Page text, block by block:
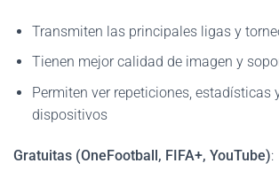
Transmiten las principales ligas y
Tienen mejor calidad de imagen y
Permiten ver repeticiones, estadísticas
dispositivos
Gratuitas (OneFootball, FIFA+, YouTube):